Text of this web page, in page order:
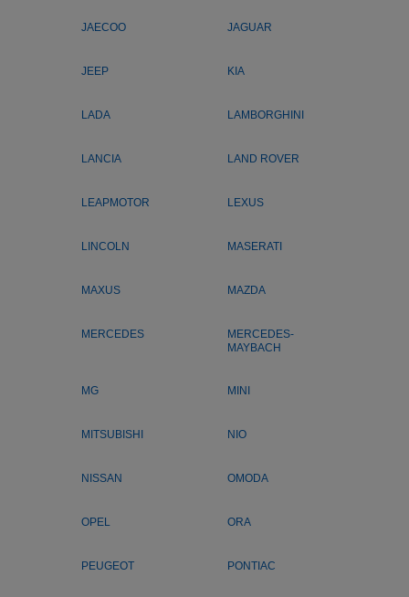
JAECOO JAGUAR
JEEP KIA
LADA LAMBORGHINI
LANCIA LAND ROVER
LEAPMOTOR LEXUS
LINCOLN MASERATI
MAXUS MAZDA
MERCEDES
MERCEDES-
MAYBACH
MG MINI
MITSUBISHI NIO
NISSAN OMODA
OPEL ORA
PEUGEOT PONTIAC